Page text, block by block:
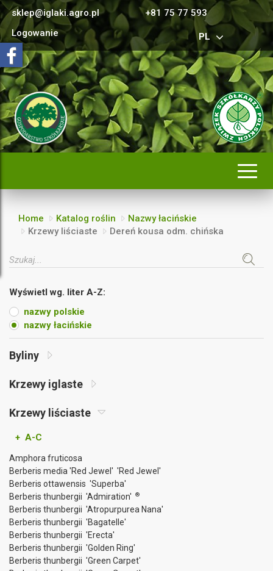
sklep@iglaki.agro.pl
+81 75 77 593
Logowanie
PL
Home Katalog roślin
Nazwy łacińskie
Krzewy liściaste
Dereń kousa odm. chińska
Wyświetl wg. liter A-Z:
nazwy polskie
nazwy łacińskie
Byliny
Krzewy iglaste
Krzewy liściaste
+ A-C
Amphora fruticosa
Berberis media 'Red Jewel' 'Red Jewel'
Berberis ottawensis 'Superba'
Berberis thunbergii 'Admiration'
®
Berberis thunbergii 'Atropurpurea Nana'
Berberis thunbergii 'Bagatelle'
Berberis thunbergii 'Erecta'
Berberis thunbergii 'Golden Ring'
Berberis thunbergii 'Green Carpet'